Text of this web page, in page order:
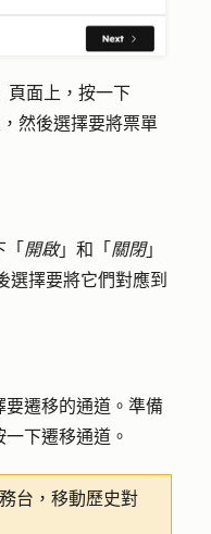
頁面上，按一下
然後選擇要將票單
開啟」和「 關閉」
選擇要將它們對應到
要遷移的通道。準備
一下遷移通道。
台，移動歷史對